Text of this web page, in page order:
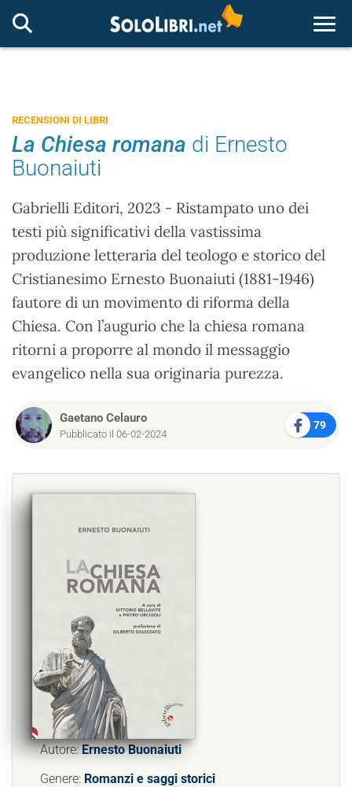
RECENSIONI DI LIBRI
La Chiesa romana di Ernesto
Buonaiuti
Gabrielli Editori, 2023 - Ristampato uno dei
testi più significativi della vastissima
produzione letteraria del teologo e storico del
Cristianesimo Ernesto Buonaiuti (1881-1946)
fautore di un movimento di riforma della
Chiesa. Con l’augurio che la chiesa romana
ritorni a proporre al mondo il messaggio
evangelico nella sua originaria purezza.
Gaetano Celauro
Pubblicato il 06-02-2024
79
Autore:Ernesto Buonaiuti
Genere: Romanzi e saggi storici